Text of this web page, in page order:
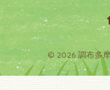
© 2026 調布多